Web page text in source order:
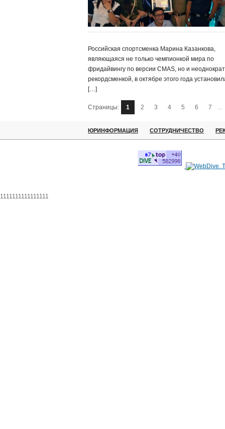
Российская спортсменка Марина Казанкова,
являющаяся не только чемпионкой мира по
фридайвингу по версии CMAS, но и
рекордсменкой, в октябре этого года
[…]
Страницы: 1 2 3 4 5 6 7 ...
ЮРИНФОРМАЦИЯ СОТРУДНИЧЕСТВО
1111111111111111